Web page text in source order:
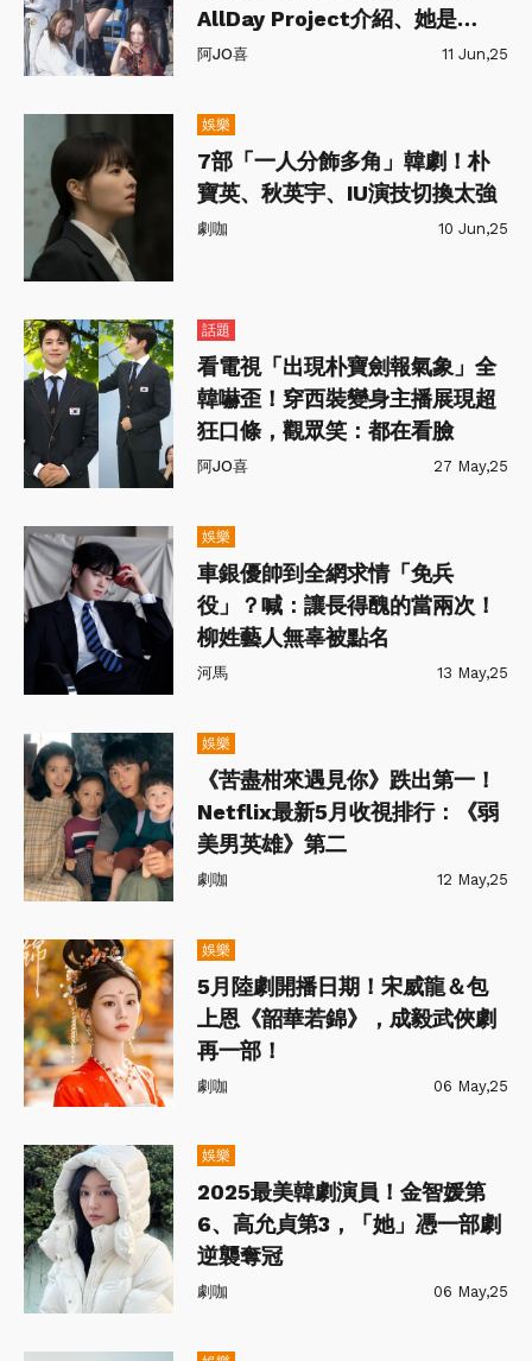
AllDay Project介紹、她是
ILLIT前成員
阿JO喜 11 Jun,25
娛樂
7部「一人分飾多角」韓劇！朴
寶英、秋英宇、IU演技切換太強
劇咖 10 Jun,25
話題
看電視「出現朴寶劍報氣象」全
韓嚇歪！穿西裝變身主播展現超
狂口條，觀眾笑：都在看臉
阿JO喜 27 May,25
娛樂
車銀優帥到全網求情「免兵
役」？喊：讓長得醜的當兩次！
柳姓藝人無辜被點名
河馬 13 May,25
娛樂
《苦盡柑來遇見你》跌出第一！
Netflix最新5月收視排行：《弱
美男英雄》第二
劇咖 12 May,25
娛樂
5月陸劇開播日期！宋威龍＆包
上恩《韶華若錦》，成毅武俠劇
再一部！
劇咖 06 May,25
娛樂
2025最美韓劇演員！金智媛第
6、高允貞第3，「她」憑一部劇
逆襲奪冠
劇咖 06 May,25